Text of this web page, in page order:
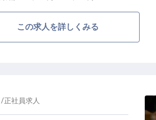
この求人を詳しくみる
/正社員求人